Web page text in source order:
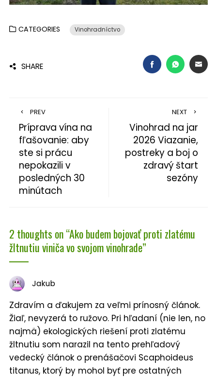
CATEGORIES Vinohradníctvo
SHARE FACEBOOK
PREV
Príprava vína na
fľašovanie: aby
ste si prácu
nepokazili v
posledných 30
minútach
NEXT
Vinohrad na jar
2026 Viazanie,
postreky a boj o
zdravý štart
sezóny
2 thoughts on “Ako budem bojovať proti zlatému
žltnutiu viniča vo svojom vinohrade”
Jakub
Zdravím a ďakujem za veľmi prínosný článok.
Žiaľ, nevyzerá to ružovo. Pri hľadaní (nie len, no
najmä) ekologických riešení proti zlatému
žltnutiu som narazil na tento prehľadový
vedecký článok o prenášačovi Scaphoideus
titanus, ktorý by mohol byť pre ostatných